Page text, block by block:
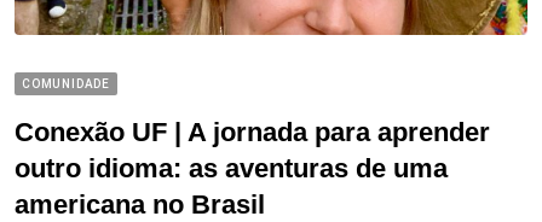
COMUNIDADE
Conexão UF | A jornada para aprender
outro idioma: as aventuras de uma
americana no Brasil